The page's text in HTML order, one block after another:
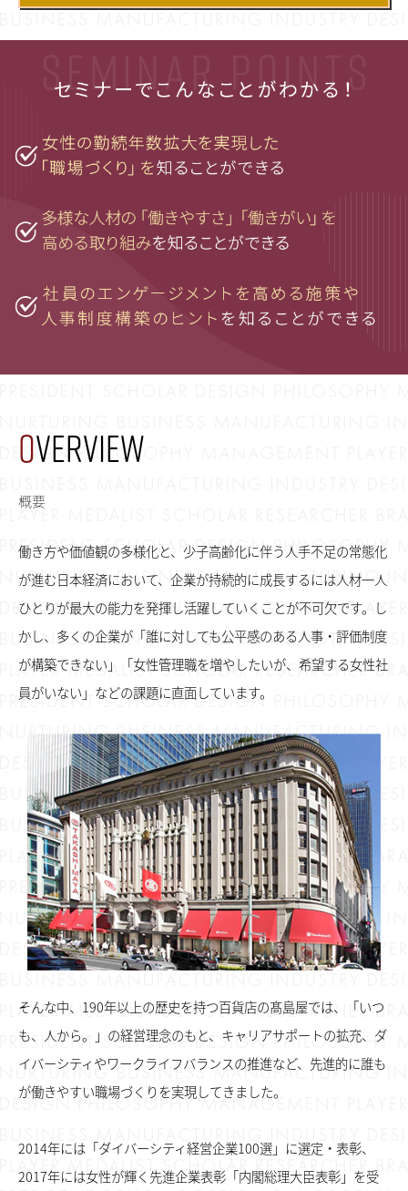
OVERVIEW
概要
働き方や価値観の多様化と、少子高齢化に伴う人手不足の常態化
が進む日本経済において、企業が持続的に成長するには人材一人
ひとりが最大の能力を発揮し活躍していくことが不可欠です。し
かし、多くの企業が「誰に対しても公平感のある人事・評価制度
が構築できない」「女性管理職を増やしたいが、希望する女性社
員がいない」などの課題に直面しています。
そんな中、190年以上の歴史を持つ百貨店の髙島屋では、「いつ
も、人から。」の経営理念のもと、キャリアサポートの拡充、ダ
イバーシティやワークライフバランスの推進など、先進的に誰も
が働きやすい職場づくりを実現してきました。
2014年には「ダイバーシティ経営企業100選」に選定・表彰、
2017年には女性が輝く先進企業表彰「内閣総理大臣表彰」を受